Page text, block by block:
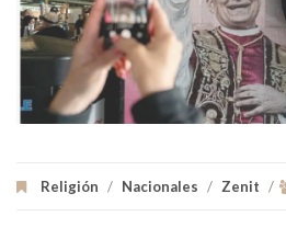
Religión / Nacionales / Zenit /